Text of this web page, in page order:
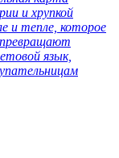
и хрупкой
и тепле, которое
язык,